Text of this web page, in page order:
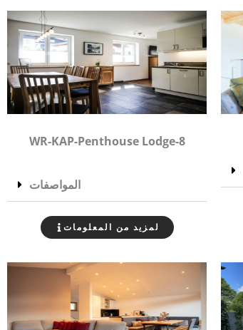
WR-KAP-Penthouse Lodge-8
المواصفات
لمزيد من المعلومات